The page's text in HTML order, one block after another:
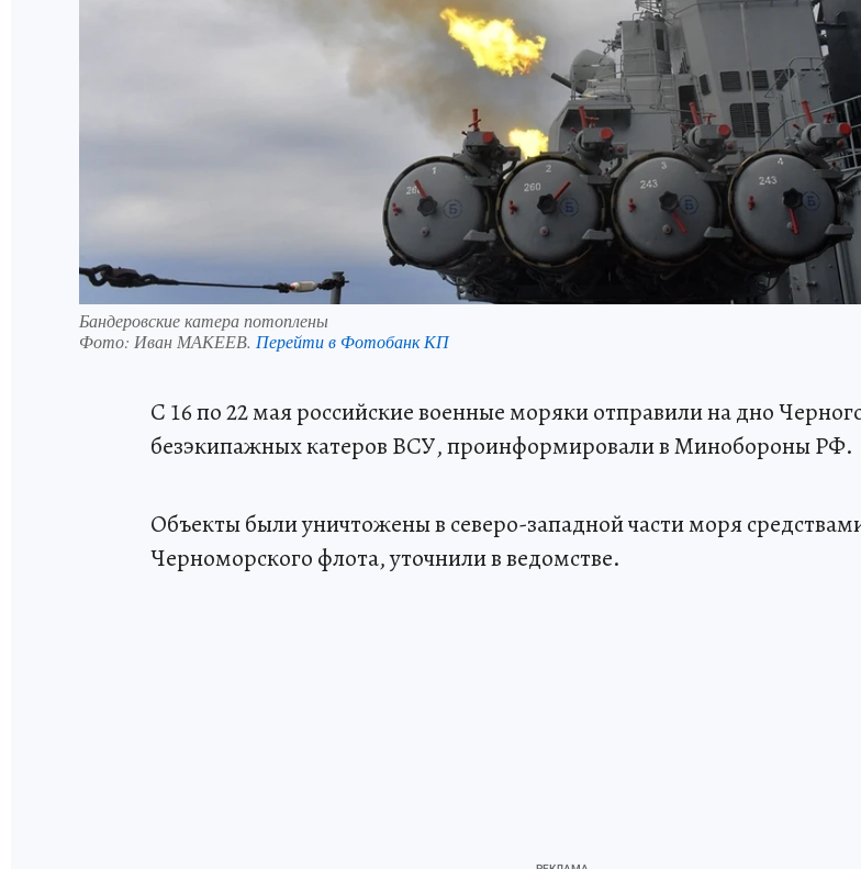
Бандеровские катера потоплены
Фото: Иван МАКЕЕВ. Перейти в Фотобанк КП
С 16 по 22 мая российские военные моряки отправили на дно
безэкипажных катеров ВСУ, проинформировали в Минобороны РФ.
Объекты были уничтожены в северо-западной части моря
Черноморского флота, уточнили в ведомстве.